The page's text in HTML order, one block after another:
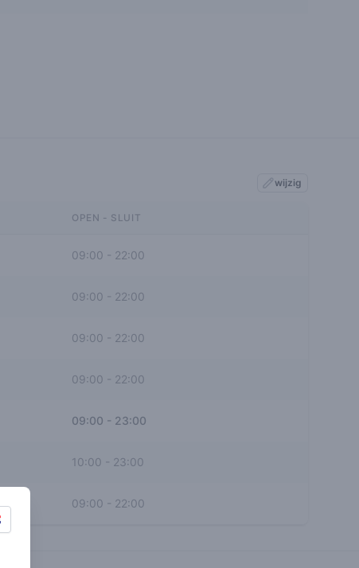
wijzig
OPEN - SLUIT
09:00 - 22:00
09:00 22:00
09:00 - 22:00
09:00 22:00
09:00 - 23:00
10:00 23:00
09:00 - 22:00